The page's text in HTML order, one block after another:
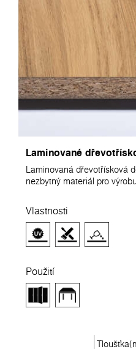
Laminované
Laminovaná dřevotřísková
nezbytný materiál pro
Vlastnosti
Použití